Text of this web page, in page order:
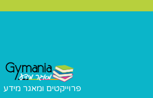
פרוייקטים ומאגר מידע
פרוייקטים ומאגר
פרוייקטים מיוחדים שאנו מבצעים ומאגר מידע